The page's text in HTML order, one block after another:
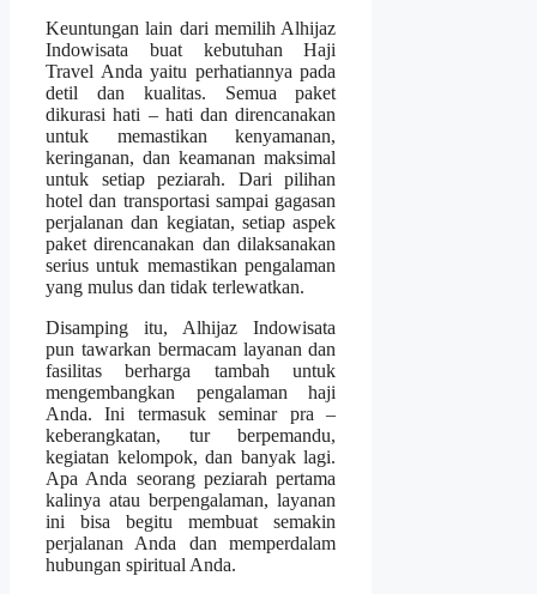
Keuntungan lain dari memilih Alhijaz
Indowisata buat kebutuhan Haji
Travel Anda yaitu perhatiannya pada
detil dan kualitas. Semua paket
dikurasi hati – hati dan direncanakan
untuk memastikan kenyamanan,
keringanan, dan keamanan maksimal
untuk setiap peziarah. Dari pilihan
hotel dan transportasi sampai gagasan
perjalanan dan kegiatan, setiap aspek
paket direncanakan dan dilaksanakan
serius untuk memastikan pengalaman
yang mulus dan tidak terlewatkan.
Disamping itu, Alhijaz Indowisata
pun tawarkan bermacam layanan dan
fasilitas berharga tambah untuk
mengembangkan pengalaman haji
Anda. Ini termasuk seminar pra –
keberangkatan, tur berpemandu,
kegiatan kelompok, dan banyak lagi.
Apa Anda seorang peziarah pertama
kalinya atau berpengalaman, layanan
ini bisa begitu membuat semakin
perjalanan Anda dan memperdalam
hubungan spiritual Anda.